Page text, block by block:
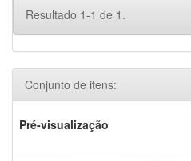
Resultado 1-1 de 1.
Conjunto de itens:
Pré-visualização